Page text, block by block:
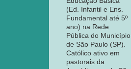
(Ed. Infantil e Ens.
Fundamental até 5º
ano) na Rede
Pública do Município
de São Paulo (SP).
Católico ativo em
pastorais da